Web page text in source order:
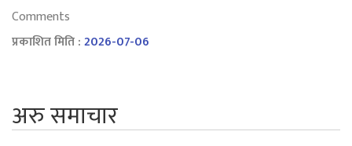
Comments
प्रकाशित मिति :2026-07-06
अरु समाचार